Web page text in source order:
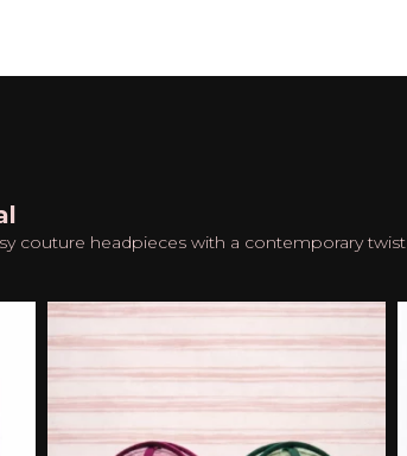
couture headpieces with a contemporary twist